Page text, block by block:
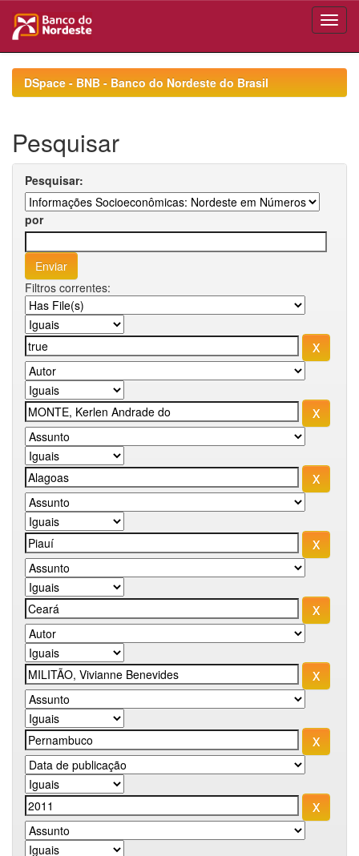
navigationDSpace - BNB - Banco do Nordeste do Brasil
Pesquisar
Pesquisar:
por
Filtros correntes: